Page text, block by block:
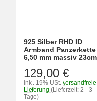
925 Silber RHD ID
Armband Panzerkette
6,50 mm massiv 23cm
129,00 €
inkl. 19% USt. versandfreie
Lieferung (Lieferzeit: 2 - 3
Tage)